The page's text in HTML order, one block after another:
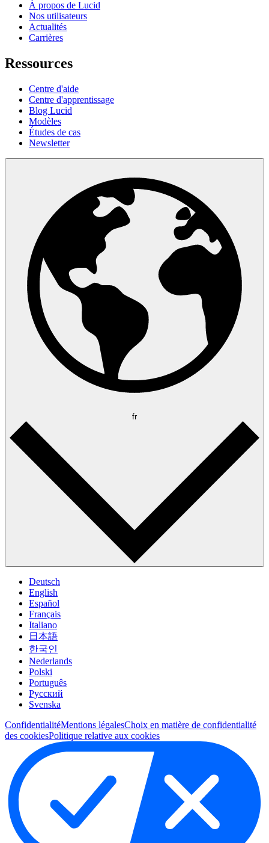
À propos de Lucid
Nos utilisateurs
Actualités
Carrières
Ressources
Centre d'aide
Centre d'apprentissage
Blog Lucid
Modèles
Études de cas
Newsletter
fr
Deutsch
English
Español
Français
Italiano
日本語
한국인
Nederlands
Polski
Português
Pусский
Svenska
ConfidentialitéMentions légalesChoix en matière de confidentialité
des cookiesPolitique relative aux cookies